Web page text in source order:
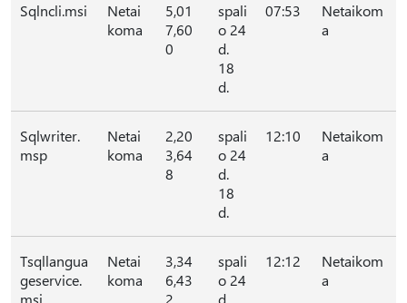
Sqlncli.msi
Netai
koma
5,01
7,60
0
spali
o 24
d.
18
d.
07:53
Netaikom
a
Sqlwriter.
msp
Netai
koma
2,20
3,64
8
spali
o 24
d.
18
d.
12:10
Netaikom
a
Tsqllangua
geservice.
msi
Netai
koma
3,34
6,43
2
spali
o 24
d.
12:12
Netaikom
a